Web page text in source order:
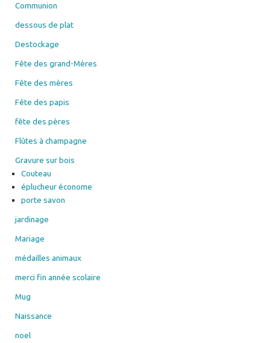
Communion
dessous de plat
Destockage
Fête des grand-Mères
Fête des mères
Fête des papis
fête des pères
Flûtes à champagne
Gravure sur bois
Couteau
éplucheur économe
porte savon
jardinage
Mariage
médailles animaux
merci fin année scolaire
Mug
Naissance
noel